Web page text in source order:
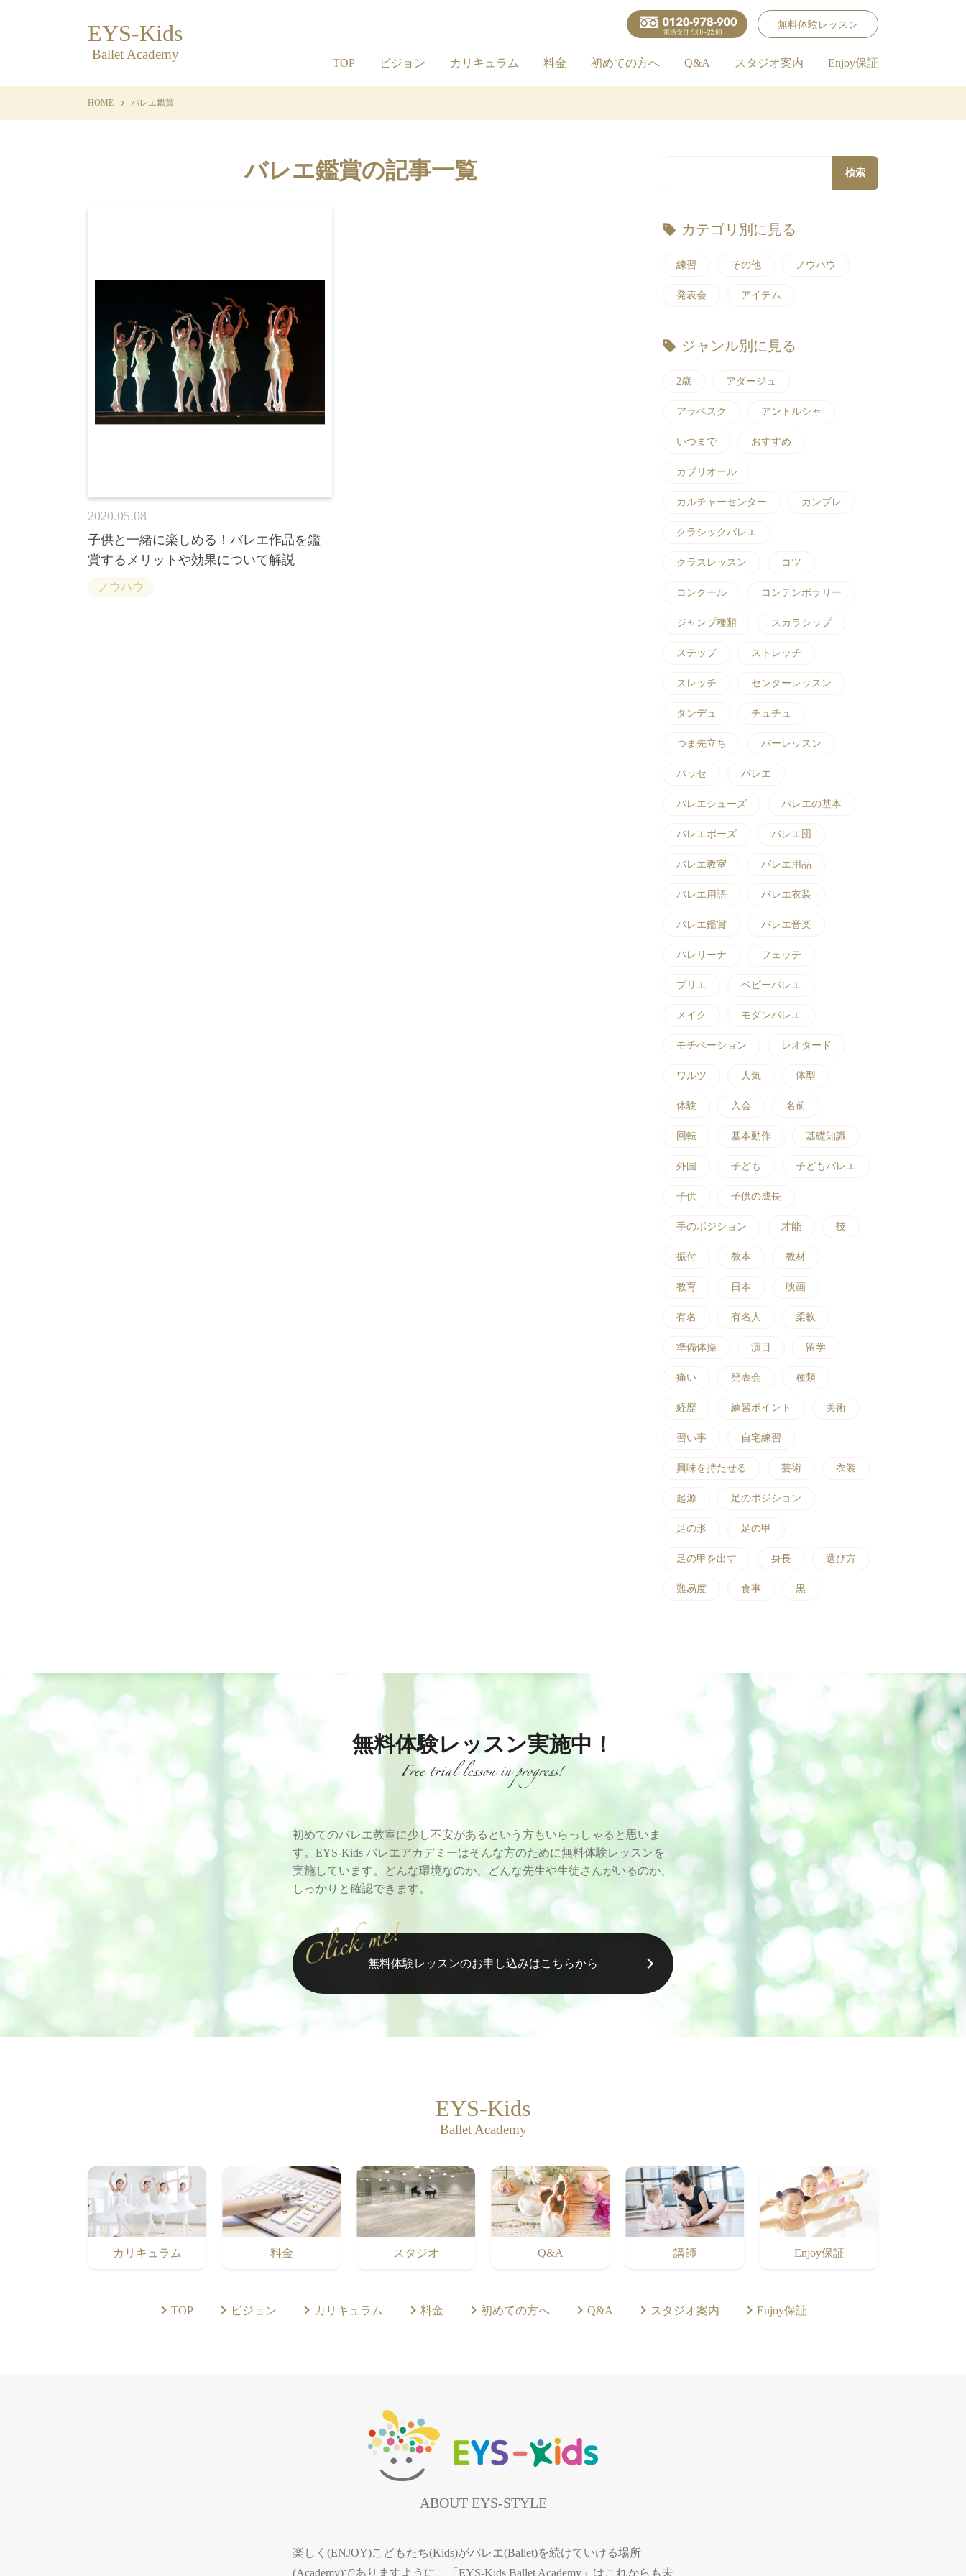
EYS-Kids
Ballet Academy
無料体験レッスン
TOP ビジョン カリキュラム 料金 初めての方へ Q&A スタジオ案内 Enjoy保証
HOME バレエ鑑賞
バレエ鑑賞の記事一覧
2020.05.08
子供と一緒に楽しめる！バレエ作品を鑑
賞するメリットや効果について解説
ノウハウ
検索
カテゴリ別に見る
練習 その他 ノウハウ
発表会 アイテム
ジャンル別に見る
2歳 アダージュ
アラベスク アントルシャ
いつまで おすすめ
カブリオール
カルチャーセンター カンブレ
クラシックバレエ
クラスレッスン コツ
コンクール コンテンポラリー
ジャンプ種類 スカラシップ
ステップ ストレッチ
スレッチ センターレッスン
タンデュ チュチュ
つま先立ち バーレッスン
パッセ バレエ
バレエシューズ バレエの基本
バレエポーズ バレエ団
バレエ教室 バレエ用品
バレエ用語 バレエ衣装
バレエ鑑賞 バレエ音楽
バレリーナ フェッテ
プリエ ベビーバレエ
メイク モダンバレエ
モチベーション レオタード
ワルツ 人気 体型
体験 入会 名前
回転 基本動作 基礎知識
外国 子ども 子どもバレエ
子供 子供の成長
手のポジション 才能 技
振付 教本 教材
教育 日本 映画
有名 有名人 柔軟
準備体操 演目 留学
痛い 発表会 種類
経歴 練習ポイント 美術
習い事 自宅練習
興味を持たせる 芸術 衣装
起源 足のポジション
足の形 足の甲
足の甲を出す 身長 選び方
難易度 食事 黒
無料体験レッスン実施中！
初めてのバレエ教室に少し不安があるという方もいらっしゃると思いま
す。EYS-Kids バレエアカデミーはそんな方のために無料体験レッスンを
実施しています。どんな環境なのか、どんな先生や生徒さんがいるのか、
しっかりと確認できます。
無料体験レッスンのお申し込みはこちらから
EYS-Kids
Ballet Academy
カリキュラム 料金 スタジオ Q&A 講師 Enjoy保証
TOP ビジョン カリキュラム 料金 初めての方へ Q&A スタジオ案内 Enjoy保証
ABOUT EYS-STYLE
楽しく(ENJOY)こどもたち(Kids)がバレエ(Ballet)を続けていける場所
(Academy)でありますように、「EYS-Kids Ballet Academy」はこれからも未